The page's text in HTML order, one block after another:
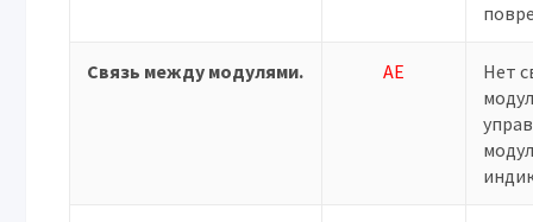
Связь между модулями. AE
Нет